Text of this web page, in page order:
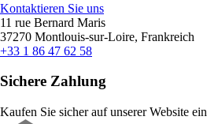
Kontaktieren Sie uns
11 rue Bernard Maris
37270 Montlouis-sur-Loire, Frankreich
+33 1 86 47 62 58
Sichere Zahlung
Kaufen Sie sicher auf unserer Website ein